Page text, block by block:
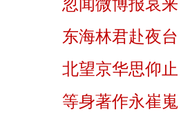
忽闻微博报哀来
东海林君赴夜台
北望京华思仰止
等身著作永崔嵬